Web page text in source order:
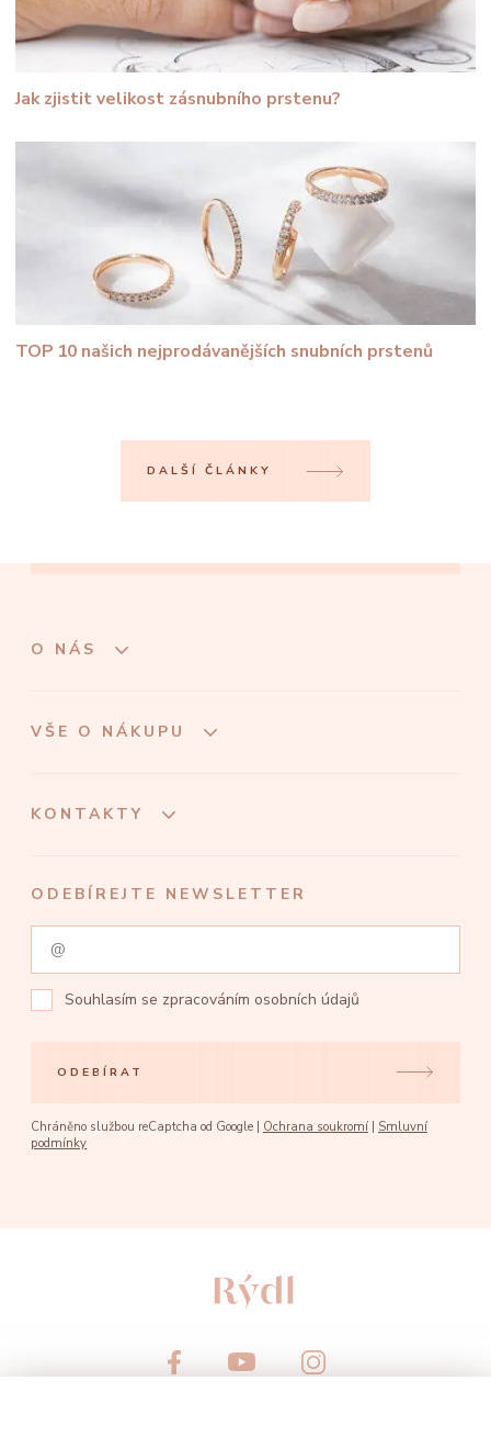
Jak zjistit velikost zásnubního prstenu?
TOP 10 našich nejprodávanějších snubních prstenů
DALŠÍ ČLÁNKY
O NÁS
VŠE O NÁKUPU
KONTAKTY
ODEBÍREJTE NEWSLETTER
Souhlasím se zpracováním osobních údajů
ODEBÍRAT
Chráněno službou reCaptcha od Google | Ochrana soukromí | Smluvní
podmínky